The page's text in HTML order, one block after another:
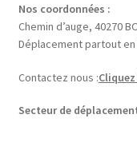
Nos coordonnées :
Chemin d’auge, 40270
Déplacement partout
Contactez nous :
Secteur de